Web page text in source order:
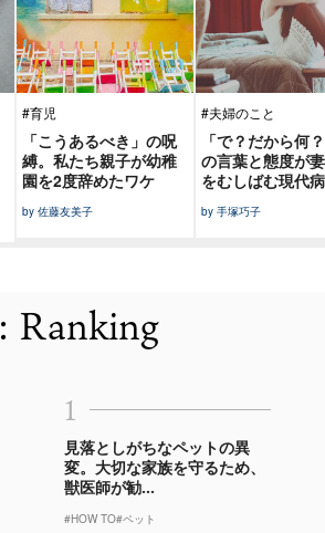
#育児
「こうあるべき」の呪
縛。私たち親子が幼稚
園を2度辞めたワケ
by 佐藤友美子
#夫婦のこと
「で？だから何
の言葉と態度が
をむしばむ現代病
by 手塚巧子
: Ranking
1
見落としがちなペットの異
変。大切な家族を守るため、
獣医師が勧...
#HOW TO#ペット